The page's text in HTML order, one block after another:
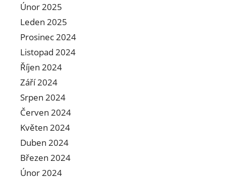
Únor 2025
Leden 2025
Prosinec 2024
Listopad 2024
Říjen 2024
Září 2024
Srpen 2024
Červen 2024
Květen 2024
Duben 2024
Březen 2024
Únor 2024